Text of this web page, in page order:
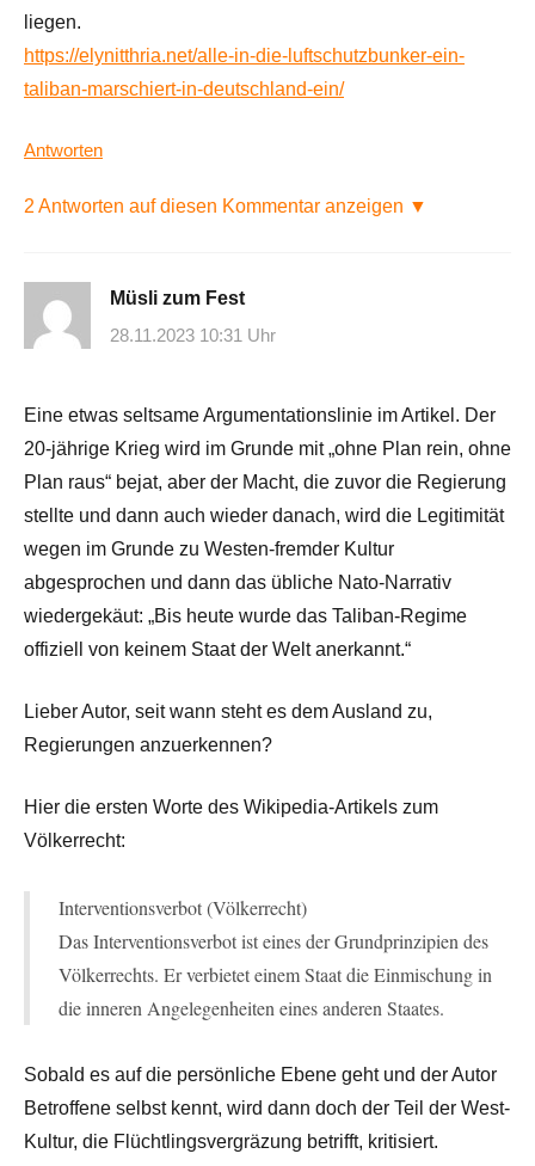
liegen.
https://elynitthria.net/alle-in-die-luftschutzbunker-ein-
taliban-marschiert-in-deutschland-ein/
Antworten
2 Antworten auf diesen Kommentar anzeigen ▼
Müsli zum Fest
28.11.2023 10:31 Uhr
Eine etwas seltsame Argumentationslinie im Artikel. Der
20-jährige Krieg wird im Grunde mit „ohne Plan rein, ohne
Plan raus“ bejat, aber der Macht, die zuvor die Regierung
stellte und dann auch wieder danach, wird die Legitimität
wegen im Grunde zu Westen-fremder Kultur
abgesprochen und dann das übliche Nato-Narrativ
wiedergekäut: „Bis heute wurde das Taliban-Regime
offiziell von keinem Staat der Welt anerkannt.“
Lieber Autor, seit wann steht es dem Ausland zu,
Regierungen anzuerkennen?
Hier die ersten Worte des Wikipedia-Artikels zum
Völkerrecht:
Interventionsverbot (Völkerrecht)
Das Interventionsverbot ist eines der Grundprinzipien des
Völkerrechts. Er verbietet einem Staat die Einmischung in
die inneren Angelegenheiten eines anderen Staates.
Sobald es auf die persönliche Ebene geht und der Autor
Betroffene selbst kennt, wird dann doch der Teil der West-
Kultur, die Flüchtlingsvergräzung betrifft, kritisiert.